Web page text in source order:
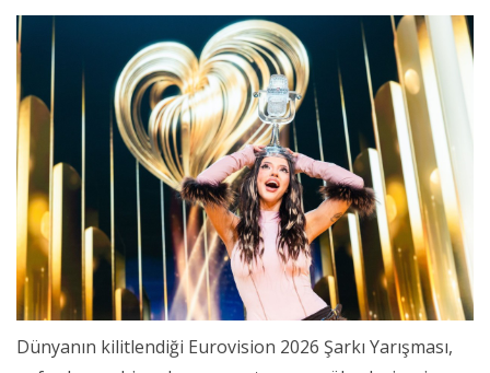
Dünyanın kilitlendiği Eurovision 2026 Şarkı Yarışması,